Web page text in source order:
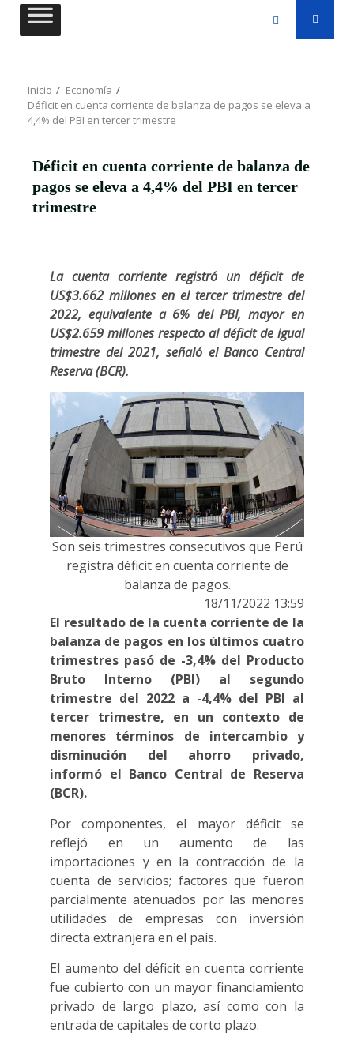
Saltar
Inicio
Economía
Déficit en cuenta corriente de balanza de pagos se eleva a
4,4% del PBI en tercer trimestre
Déficit en cuenta corriente de balanza de
pagos se eleva a 4,4% del PBI en tercer
trimestre
La cuenta corriente registró un déficit de
US$3.662 millones en el tercer trimestre del
2022, equivalente a 6% del PBI, mayor en
US$2.659 millones respecto al déficit de igual
trimestre del 2021, señaló el Banco Central
Reserva (BCR).
Son seis trimestres consecutivos que Perú
registra déficit en cuenta corriente de
balanza de pagos.
18/11/2022 13:59
El resultado de la cuenta corriente de la
balanza de pagos en los últimos cuatro
trimestres pasó de -3,4% del Producto
Bruto Interno (PBI) al segundo
trimestre del 2022 a -4,4% del PBI al
tercer trimestre, en un contexto de
menores términos de intercambio y
disminución del ahorro privado,
informó el Banco Central de Reserva
(BCR).
Por componentes, el mayor déficit se
reflejó en un aumento de las
importaciones y en la contracción de la
cuenta de servicios; factores que fueron
parcialmente atenuados por las menores
utilidades de empresas con inversión
directa extranjera en el país.
El aumento del déficit en cuenta corriente
fue cubierto con un mayor financiamiento
privado de largo plazo, así como con la
entrada de capitales de corto plazo.